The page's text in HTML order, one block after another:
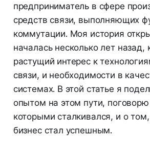
предприниматель в сфере
средств связи, выполняющих
коммутации. Моя история
началась несколько лет назад,
растущий интерес к
связи, и необходимости в
системах. В этой статье я
опытом на этом пути,
которыми сталкивался, и о
бизнес стал успешным.